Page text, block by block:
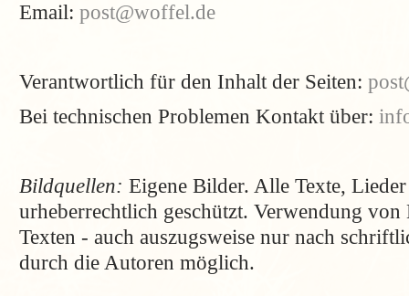
Email: post@woffel.de
Verantwortlich für den Inhalt der Seiten:
Bei technischen Problemen Kontakt über:
Bildquellen: Eigene Bilder. Alle Texte,
urheberrechtlich geschützt. Verwendung
Texten - auch auszugsweise nur nach
durch die Autoren möglich.